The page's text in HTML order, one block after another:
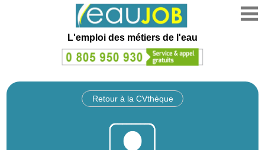
L'emploi des métiers de l'eau
Retour à la CVthèque